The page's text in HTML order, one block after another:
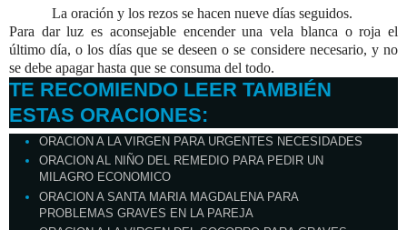
La oración y los rezos se hacen nueve días seguidos.
Para dar luz es aconsejable encender una vela blanca o roja el
último día,o los días que se deseen o se considere necesario, y no
se debe apagar hasta que se consuma del todo.
TE RECOMIENDO LEER TAMBIÉN
ESTAS ORACIONES:
ORACION A LA VIRGEN PARA URGENTES NECESIDADES
ORACION AL NIÑO DEL REMEDIO PARA PEDIR UN
MILAGRO ECONOMICO
ORACION A SANTA MARIA MAGDALENA PARA
PROBLEMAS GRAVES EN LA PAREJA